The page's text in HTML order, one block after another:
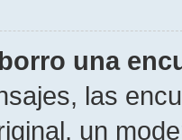
una
las
un